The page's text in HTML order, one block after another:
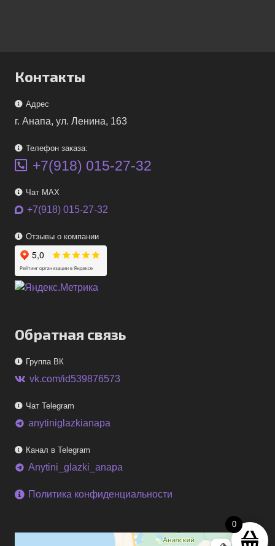
0
Контакты
Адрес
г. Анапа, ул. Ленина, 163
Телефон заказа:
+7(918) 015-27-32
Чат MAX
+7(918) 015-27-32
Отзывы о компании
Обратная связь
Группа ВК
vk.com/id539876573
Чат Telegram
telegram anytiniglazkianapa
Канал в Telegram
telegram Anytini_glazki_anapa
Политика конфиденциальности